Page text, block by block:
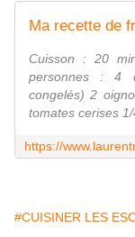
Cuisson : 20
personnes : 4
congelés) 2
tomates cerises 1/
#CUISINER LES